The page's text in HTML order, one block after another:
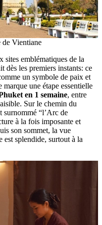
de Vientiane
sites emblématiques de la
dès les premiers instants: ce
un symbole de paix et
une étape essentielle
en 1 semaine, entre
Sur le chemin du
surnommé “l’Arc de
à la fois imposante et
son sommet, la vue
est splendide, surtout à la